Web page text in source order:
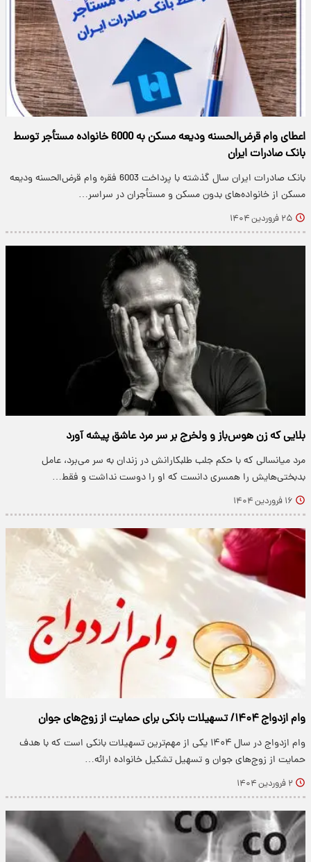
اعطای وام قرض‌الحسنه ودیعه مسکن به 6000 خانواده مستأجر توسط
بانک صادرات ایران
بانک صادرات ایران سال گذشته با پرداخت 6003 فقره وام قرض‌الحسنه ودیعه
مسکن از خانواده‌های بدون مسکن و مستأجران در سراسر…
۲۵ فروردین ۱۴۰۴
بلایی که زن هوس‌باز و ولخرج بر سر مرد عاشق پیشه آورد
مرد میانسالی که با حکم جلب طلبکارانش در زندان به سر می‌برد، عامل
بدبختی‌هایش را همسری دانست که او را دوست نداشت و فقط…
۱۶ فروردین ۱۴۰۴
وام ازدواج ۱۴۰۴/ تسهیلات بانکی برای حمایت از زوج‌های جوان
وام ازدواج در سال ۱۴۰۴ یکی از مهم‌ترین تسهیلات بانکی است که با هدف
حمایت از زوج‌های جوان و تسهیل تشکیل خانواده ارائه…
۲ فروردین ۱۴۰۴